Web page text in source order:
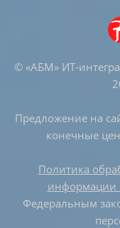
© «АБМ» ИТ-
Предложение на
конечные
Политика
Федеральным